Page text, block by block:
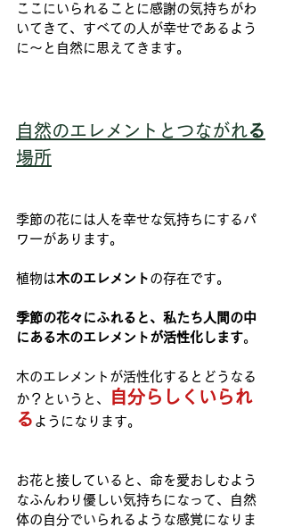
ここにいられることに感謝の気持ちがわ
いてきて、すべての人が幸せであるよう
に～と自然に思えてきます。
自然のエレメントとつながれ る
場所
季節の花には人を幸せな気持ちにするパ
ワーがあります。
植物は木のエレメント の存在です。
季節の花々にふれると、私たち人間の中
にある木のエレメントが活性化します。
木のエレメントが活性化するとどうなる
か？というと、
自分らしくいられ
る ようになります。
お花と接していると、命を愛おしむよう
なふんわり優しい気持ちになって、自然
体の自分でいられるような感覚になりま